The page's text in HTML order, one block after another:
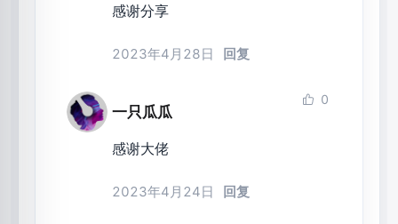
感谢分享
2023年4月28日 回复
一只瓜瓜
0
感谢大佬
2023年4月24日 回复